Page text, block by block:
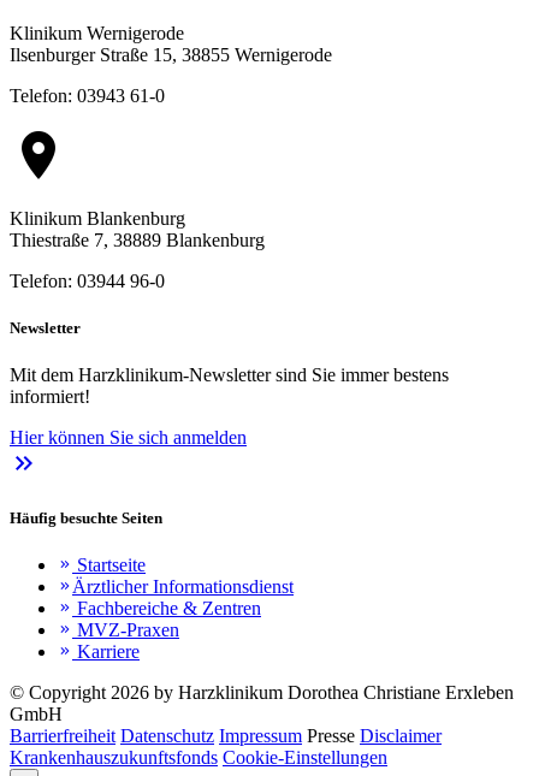
Klinikum Wernigerode
Ilsenburger Straße 15, 38855 Wernigerode
Telefon: 03943 61-0
location_on
Klinikum Blankenburg
Thiestraße 7, 38889 Blankenburg
Telefon: 03944 96-0
Newsletter
Mit dem Harzklinikum-Newsletter sind Sie immer bestens
informiert!
Hier können Sie sich anmelden
keyboard_double_arrow_right
Häufig besuchte Seiten
keyboard_double_arrow_right Startseite
keyboard_double_arrow_rightÄrztlicher Informationsdienst
keyboard_double_arrow_right Fachbereiche & Zentren
keyboard_double_arrow_right MVZ-Praxen
keyboard_double_arrow_right Karriere
© Copyright 2026 by Harzklinikum Dorothea Christiane Erxleben
GmbH
Barrierfreiheit Datenschutz Impressum Presse Disclaimer
Krankenhauszukunftsfonds Cookie-Einstellungen